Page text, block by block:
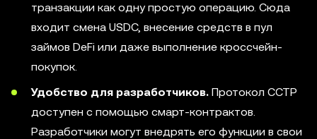
транзакции как одну простую операцию. Сюда
входит смена USDC, внесение средств в пул
займов DeFi или даже выполнение кроссчейн-
покупок.
Удобство для разработчиков. Протокол CCTP
доступен с помощью смарт-контрактов.
Разработчики могут внедрять его функции в свои